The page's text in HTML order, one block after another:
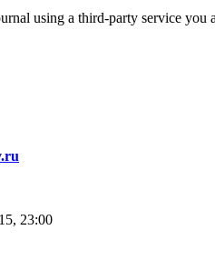
using a third-party service you
23:00